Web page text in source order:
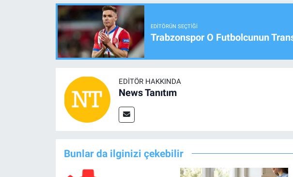
EDITÖRÜN SEÇTIĞI
Trabzonspor O Futbolcunun
EDITÖR HAKKINDA
News Tanıtım
Bunlar da ilginizi çekebilir